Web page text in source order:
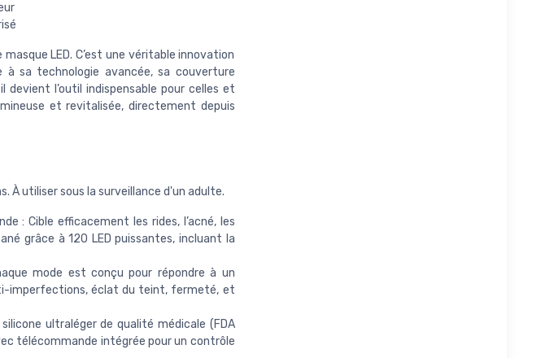
masque LED. C’est une véritable innovation
à sa technologie avancée, sa couverture
l’outil indispensable pour celles et
et revitalisée, directement depuis
À utiliser sous la surveillance d'un adulte.
: Cible efficacement les rides, l’acné, les
grâce à 120 LED puissantes, incluant la
mode est conçu pour répondre à un
imperfections, éclat du teint, fermeté, et
ultraléger de qualité médicale (FDA
télécommande intégrée pour un contrôle